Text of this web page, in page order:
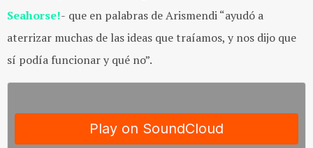
Seahorse!- que en palabras de Arismendi “ayudó a
aterrizar muchas de las ideas que traíamos, y nos dijo que
sí podía funcionar y qué no”.